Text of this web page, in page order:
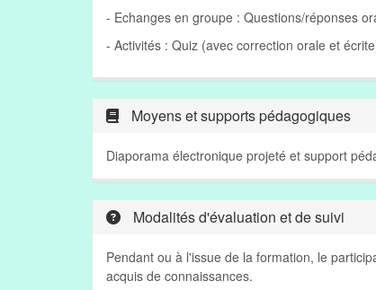
- Echanges en groupe : Questions/réponses
- Activités : Quiz (avec correction orale et
Moyens et supports pédagogiques
Diaporama électronique projeté et support
Modalités d'évaluation et de suivi
Pendant ou à l'issue de la formation, le
acquis de connaissances.